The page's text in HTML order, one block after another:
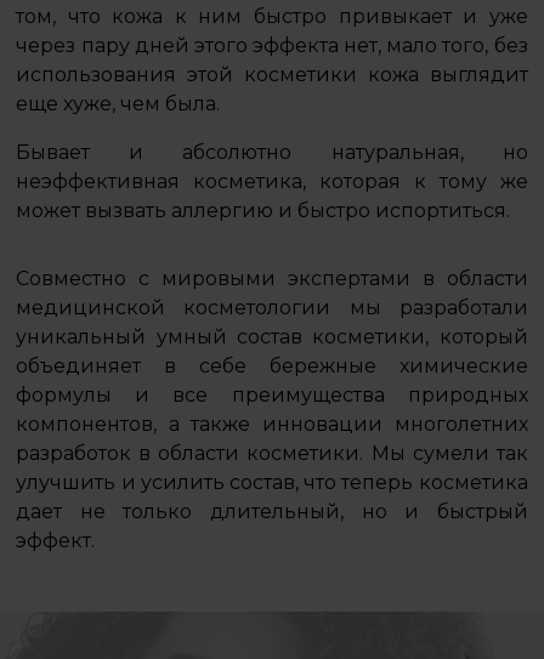
том, что кожа к ним быстро привыкает и уже
через пару дней этого эффекта нет, мало того, без
использования этой косметики кожа выглядит
еще хуже, чем была.
Бывает и абсолютно натуральная, но
неэффективная косметика, которая к тому же
может вызвать аллергию и быстро испортиться.
Совместно с мировыми экспертами в области
медицинской косметологии мы разработали
уникальный умный состав косметики, который
объединяет в себе бережные химические
формулы и все преимущества природных
компонентов, а также инновации многолетних
разработок в области косметики. Мы сумели так
улучшить и усилить состав, что теперь косметика
дает не только длительный, но и быстрый
эффект.